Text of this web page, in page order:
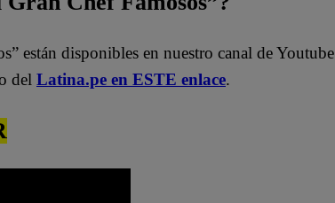
están disponibles en nuestro canal de Youtube
del Latina.pe en ESTE enlace.